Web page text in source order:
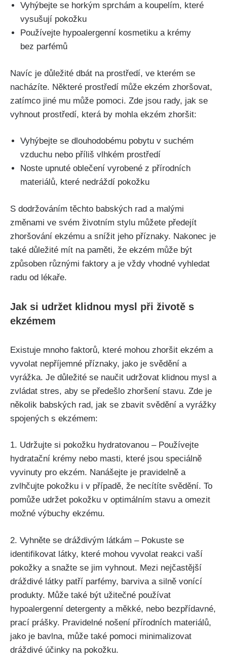
Vyhýbejte se horkým sprchám a koupelím, které
vysušují pokožku
Používejte hypoalergenní kosmetiku a krémy
bez parfémů
Navíc je důležité dbát na ⁢prostředí, ve‌ kterém se
nacházíte. Některé prostředí může ekzém⁢ zhoršovat,
zatímco jiné mu může pomoci. Zde jsou rady,‍ jak se
vyhnout prostředí, ⁣která by mohla ekzém zhoršit:
Vyhýbejte se⁣ dlouhodobému pobytu​ v suchém
vzduchu nebo ‌příliš vlhkém prostředí
Noste upnuté oblečení‌ vyrobené z přírodních⁣
materiálů, ⁣které​ nedráždí‍ pokožku
S dodržováním těchto babských rad ⁣a malými
změnami ve ⁤svém životním stylu můžete předejít
zhoršování ekzému‌ a snížit jeho ‍příznaky. Nakonec je
také důležité mít na paměti, že ekzém může ​být
způsoben různými faktory a je ‌vždy vhodné vyhledat
radu od lékaře.
Jak si udržet klidnou ⁤mysl při životě s
ekzémem
Existuje mnoho faktorů, které mohou zhoršit ekzém ‌a
vyvolat nepříjemné příznaky, jako je svědění a
vyrážka. Je důležité​ se ⁤naučit udržovat ⁣klidnou⁢ mysl a
zvládat stres, aby se předešlo zhoršení stavu. Zde je
několik ⁤babských rad,⁣ jak se zbavit svědění a ‍vyrážky
spojených s ekzémem:
1. Udržujte si ⁤pokožku hydratovanou – Používejte⁢
hydratační krémy nebo masti, které jsou ‌speciálně
vyvinuty pro ekzém. Nanášejte je ‍pravidelně‌ a​
zvlhčujte pokožku i v případě, že⁤ necítíte⁢ svědění. ​To‍
pomůže udržet pokožku v optimálním stavu a omezit
možné‍ výbuchy ekzému.
2. Vyhněte⁢ se ‌dráždivým látkám – Pokuste se
identifikovat látky, které mohou vyvolat reakci vaší
pokožky a ⁤snažte⁣ se ‌jim​ vyhnout. Mezi nejčastější
dráždivé látky patří parfémy, barviva a⁢ silně vonící
produkty. Může také být užitečné používat⁢
hypoalergenní detergenty a měkké, nebo bezpřídavné,
prací prášky. Pravidelné nošení přírodních materiálů,
jako je bavlna, může také pomoci minimalizovat
dráždivé účinky na pokožku.